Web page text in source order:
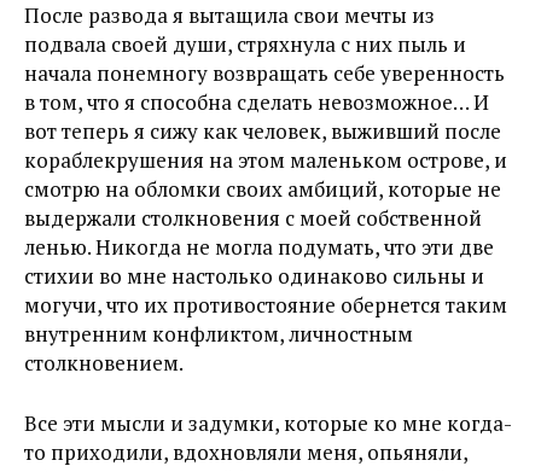
После развода я вытащила свои мечты из
подвала своей души, стряхнула с них пыль и
начала понемногу возвращать себе уверенность
в том, что я способна сделать невозможное… И
вот теперь я сижу как человек, выживший после
кораблекрушения на этом маленьком острове, и
смотрю на обломки своих амбиций, которые не
выдержали столкновения с моей собственной
ленью. Никогда не могла подумать, что эти две
стихии во мне настолько одинаково сильны и
могучи, что их противостояние обернется таким
внутренним конфликтом, личностным
столкновением.
Все эти мысли и задумки, которые ко мне когда-
то приходили, вдохновляли меня, опьяняли,